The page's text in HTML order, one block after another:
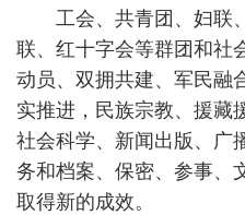
工会、共青团、妇联
联、红十字会等群团和社
动员、双拥共建、军民融
实推进，民族宗教、援藏
社会科学、新闻出版、广
务和档案、保密、参事、
取得新的成效。